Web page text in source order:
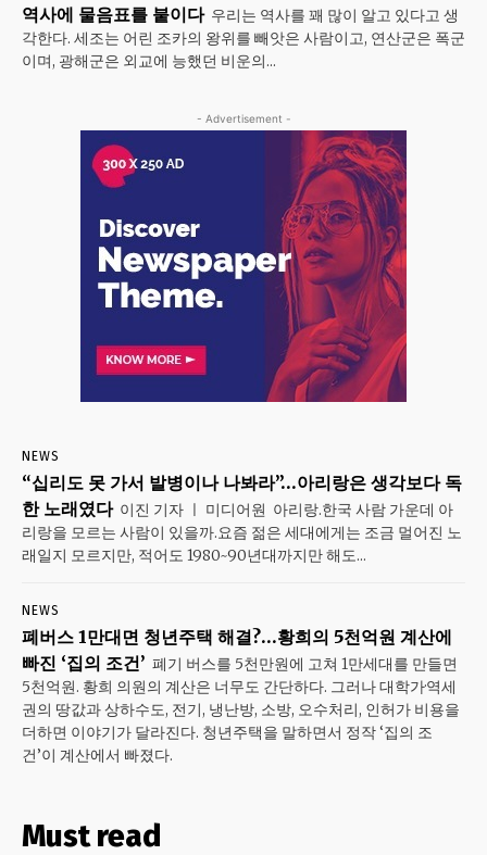
역사에 물음표를 붙이다 우리는 역사를 꽤 많이 알고 있다고 생
각한다. 세조는 어린 조카의 왕위를 빼앗은 사람이고, 연산군은 폭군
이며, 광해군은 외교에 능했던 비운의...
- Advertisement -
NEWS
“십리도 못 가서 발병이나 나봐라”…아리랑은 생각보다 독
한 노래였다 이진 기자 ㅣ 미디어원 아리랑.한국 사람 가운데 아
리랑을 모르는 사람이 있을까.요즘 젊은 세대에게는 조금 멀어진 노
래일지 모르지만, 적어도 1980~90년대까지만 해도...
NEWS
폐버스 1만대면 청년주택 해결?…황희의 5천억원 계산에
빠진 ‘집의 조건’ 폐기 버스를 5천만원에 고쳐 1만세대를 만들면
5천억원. 황희 의원의 계산은 너무도 간단하다. 그러나 대학가·역세
권의 땅값과 상하수도, 전기, 냉난방, 소방, 오수처리, 인허가 비용을
더하면 이야기가 달라진다. 청년주택을 말하면서 정작 ‘집의 조
건’이 계산에서 빠졌다.
Must read